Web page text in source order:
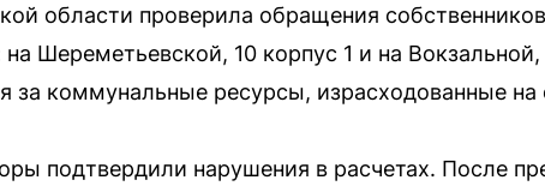
области проверила обращения
Шереметьевской, 10 корпус 1 и на
за коммунальные ресурсы, израсходованные
подтвердили нарушения в расчетах. После